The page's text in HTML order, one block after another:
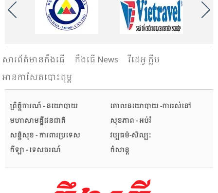
សារ​ព័ត៌មានកឹងធើ កឹងធើ News
វីដេអូ ក្លីប
អានកាសែតបោះពុម្ព
ព្រឹត្តិការណ៍ - នយោបាយ
គោលនយោបាយ -ការរស់នៅ
មហាសាមគ្គីជនជាតិ
សុខភាព - អប់រំ
សន្តិសុខ - ការពារប្រទេស
វប្បធម៌-សិល្បៈ
កីឡា - ទេសចរណ៍
កំសាន្ត